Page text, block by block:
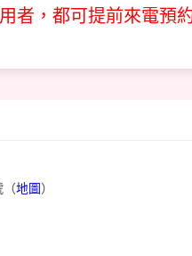
者，都可提前來電預
（地圖）